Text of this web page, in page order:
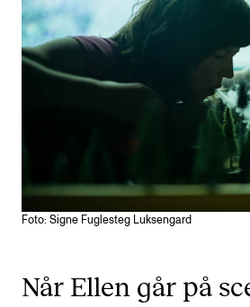
Talentutvikling
STUDENTLIV
Salane våre
FORSKNING
Foto: Signe Fuglesteg Luksengard
Når Ellen går på